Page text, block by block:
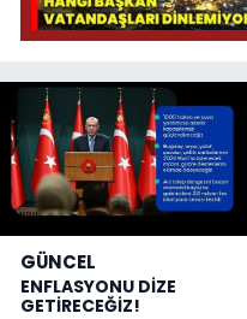
GÜNCEL
ENFLASYONU DİZE
GETİRECEĞİZ!